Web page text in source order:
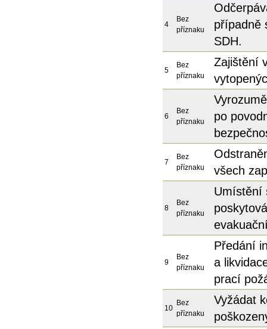
4
Bez
příznaku
případně
SDH.
5
Bez
příznaku
Zajištění
6
Bez
příznaku
po
7
Bez
příznaku
všech
8
Bez
příznaku
Umístění
9
Bez
příznaku
Předání
a
prací
10
Bez
příznaku
Vyžádat